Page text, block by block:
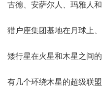
古德、安萨尔人、玛雅人
猎户座集团基地在月球上、
矮行星在火星和木星之间的
有几个环绕木星的超级联盟